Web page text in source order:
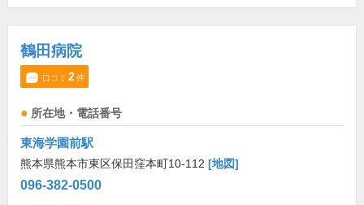
鶴田病院
口コミ 2件
所在地・電話番号
東海学園前駅
熊本県熊本市東区保田窪本町10-112 [地図]
096-382-0500